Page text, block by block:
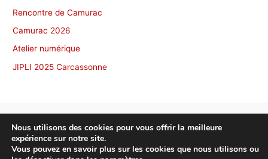
Rencontre de Camurac
Camurac 2026
Atelier numérique
JIPLI 2025 Carcassonne
Copyright © 2026 NonscÔ Toulouse
Nous utilisons des cookies pour vous offrir la meilleure
expérience sur notre site.
Vous pouvez en savoir plus sur les cookies que nous utilisons ou